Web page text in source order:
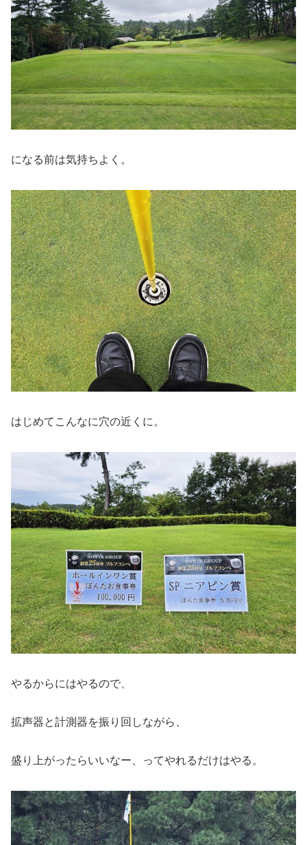
になる前は気持ちよく。
はじめてこんなに穴の近くに。
やるからにはやるので、
拡声器と計測器を振り回しながら、
盛り上がったらいいなー、ってやれるだけはやる。